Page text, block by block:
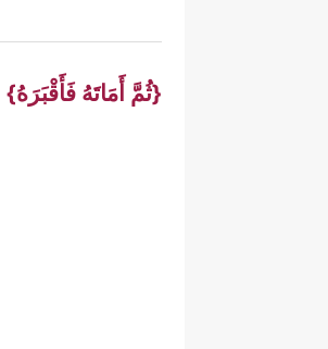
{ثُمَّ أَمَاتَهُ فَأَقْبَرَهُ}